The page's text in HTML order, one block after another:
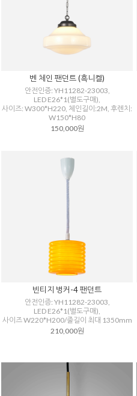
벤 체인 팬던트 (흑니켈)
안전인증: YH11282-23003,
LED E26*1(별도구매),
사이즈: W300*H220, 체인길이:2M, 후렌치:
W150*H80
150,000원
빈티지 벙커-4 팬던트
안전인증: YH11282-23003,
LED E26*1(별도구매),
사이즈 W220*H200/줄길이 최대 1350mm
210,000원